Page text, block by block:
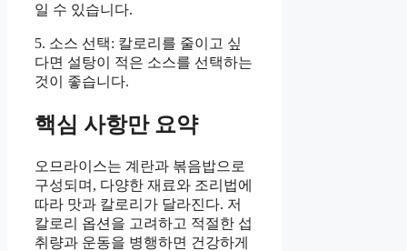
일 수 있습니다.
5. 소스 선택: 칼로리를 줄이고 싶
다면 설탕이 적은 소스를 선택하는
것이 좋습니다.
핵심 사항만 요약
오므라이스는 계란과 볶음밥으로
구성되며, 다양한 재료와 조리법에
따라 맛과 칼로리가 달라진다. 저
칼로리 옵션을 고려하고 적절한 섭
취량과 운동을 병행하면 건강하게